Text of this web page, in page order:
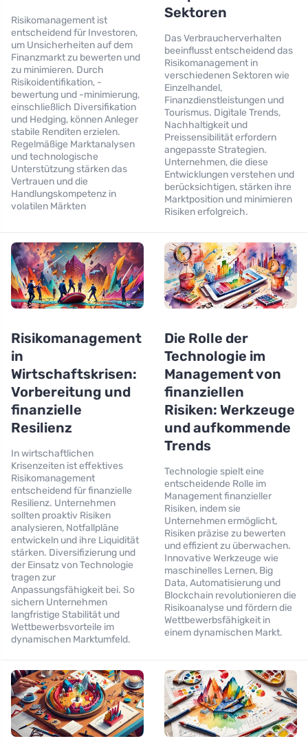
Risikomanagement ist
entscheidend für Investoren,
um Unsicherheiten auf dem
Finanzmarkt zu bewerten und
zu minimieren. Durch
Risikoidentifikation, -
bewertung und -minimierung,
einschließlich Diversifikation
und Hedging, können Anleger
stabile Renditen erzielen.
Regelmäßige Marktanalysen
und technologische
Unterstützung stärken das
Vertrauen und die
Handlungskompetenz in
volatilen Märkten
Sektoren
Das Verbraucherverhalten
beeinflusst entscheidend das
Risikomanagement in
verschiedenen Sektoren wie
Einzelhandel,
Finanzdienstleistungen und
Tourismus. Digitale Trends,
Nachhaltigkeit und
Preissensibilität erfordern
angepasste Strategien.
Unternehmen, die diese
Entwicklungen verstehen und
berücksichtigen, stärken ihre
Marktposition und minimieren
Risiken erfolgreich.
Risikomanagement
in
Wirtschaftskrisen:
Vorbereitung und
finanzielle
Resilienz
In wirtschaftlichen
Krisenzeiten ist effektives
Risikomanagement
entscheidend für finanzielle
Resilienz. Unternehmen
sollten proaktiv Risiken
analysieren, Notfallpläne
entwickeln und ihre Liquidität
stärken. Diversifizierung und
der Einsatz von Technologie
tragen zur
Anpassungsfähigkeit bei. So
sichern Unternehmen
langfristige Stabilität und
Wettbewerbsvorteile im
dynamischen Marktumfeld.
Die Rolle der
Technologie im
Management von
finanziellen
Risiken: Werkzeuge
und aufkommende
Trends
Technologie spielt eine
entscheidende Rolle im
Management finanzieller
Risiken, indem sie
Unternehmen ermöglicht,
Risiken präzise zu bewerten
und effizient zu überwachen.
Innovative Werkzeuge wie
maschinelles Lernen, Big
Data, Automatisierung und
Blockchain revolutionieren die
Risikoanalyse und fördern die
Wettbewerbsfähigkeit in
einem dynamischen Markt.